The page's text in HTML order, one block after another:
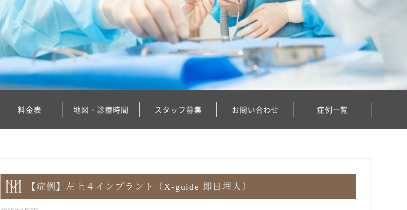
料金表 地図・診療時間 スタッフ募集 お問い合わせ 症例一覧
【症例】左上４インプラント（X-guide 即日埋入）